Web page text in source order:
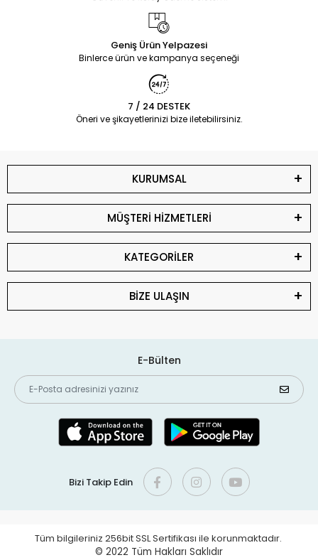
Geniş Ürün Yelpazesi
Binlerce ürün ve kampanya seçeneği
7 / 24 DESTEK
Öneri ve şikayetlerinizi bize iletebilirsiniz.
KURUMSAL
MÜŞTERİ HİZMETLERİ
KATEGORİLER
BİZE ULAŞIN
E-Bülten
Bizi Takip Edin
Tüm bilgileriniz 256bit SSL Sertifikası ile korunmaktadır.
© 2022 Tüm Hakları Saklıdır